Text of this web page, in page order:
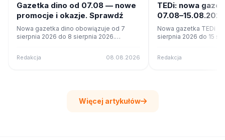
Gazetka dino od 07.08 — nowe
promocje i okazje. Sprawdź
Nowa gazetka dino obowiązuje od 7
sierpnia 2026 do 8 sierpnia 2026.
Redakcja 08.08.2026
TEDi: nowa
ofercie?
Nowa gazetka TEDi
sierpnia 2026 do 15
Redakcja
Więcej artykułów